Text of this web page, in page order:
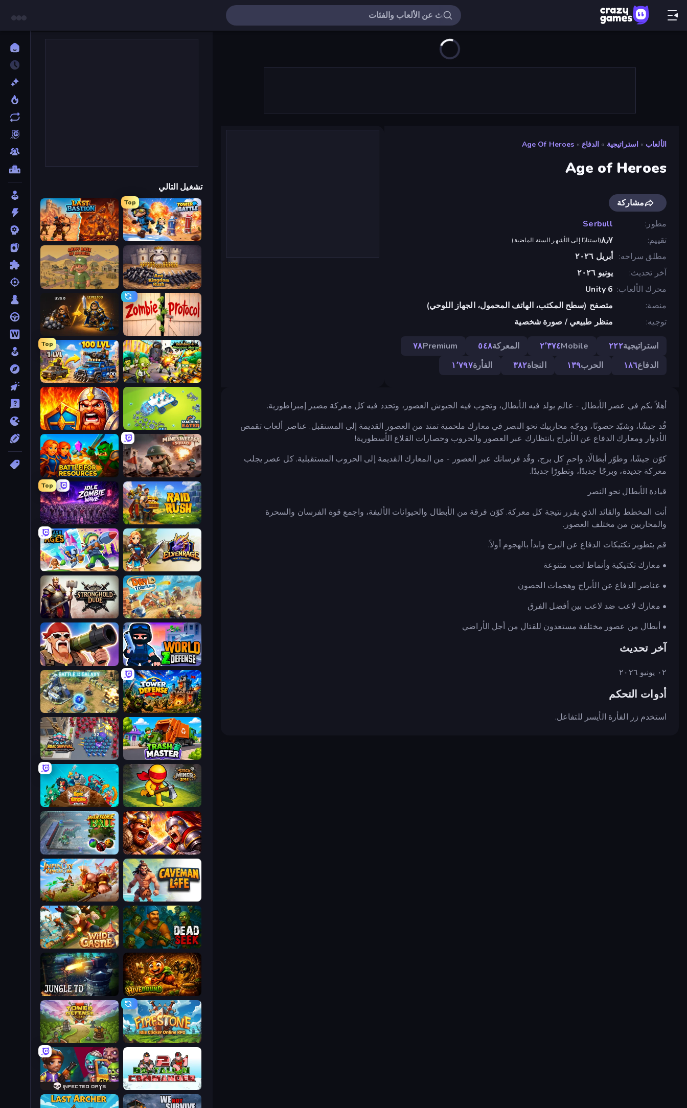
الألعاب » استراتيجية » الدفاع »
Age Of Heroes
Age of Heroes
مشاركة
مطور
Serbull
تقييم
٨٫٧(استنادًا إلى الأشهر الستة الماضية)
مطلق سراحه
أبريل ٢٠٢٦
آخر تحديث
يونيو ٢٠٢٦
محرك الألعاب Unity 6
منصة
متصفح (سطح المكتب، الهاتف المحمول، الجهاز اللوحي)
توجيه
منظر طبيعي / صورة شخصية
استراتيجية٢٢٢ Mobile٢٬٣٧٤ المعركة٥٤٨ Premium٧٨
الدفاع١٨٦ الحرب١٣٩ النجاة٣٨٢ الفأرة١٬٧٩٧
أهلاً بكم في عصر الأبطال - عالم يولد فيه الأبطال، وتجوب فيه الجيوش العصور، وتحدد فيه كل معركة مصير إمبراطورية.
قُد جيشًا، وشيّد حصونًا، ووجّه محاربيك نحو النصر في معارك ملحمية تمتد من العصور القديمة إلى المستقبل. عناصر ألعاب تقمص
الأدوار ومعارك الدفاع عن الأبراج بانتظارك عبر العصور والحروب وحصارات القلاع الأسطورية!
كوّن جيشًا، وطوّر أبطالًا، واحمِ كل برج، وقُد فرسانك عبر العصور - من المعارك القديمة إلى الحروب المستقبلية. كل عصر يجلب
معركة جديدة، وبرجًا جديدًا، وتطورًا جديدًا.
قيادة الأبطال نحو النصر
أنت المخطط والقائد الذي يقرر نتيجة كل معركة. كوّن فرقة من الأبطال والحيوانات الأليفة، واجمع قوة الفرسان والسحرة
والمحاربين من مختلف العصور.
قم بتطوير تكتيكات الدفاع عن البرج وابدأ بالهجوم أولاً.
• معارك تكتيكية وأنماط لعب متنوعة
• عناصر الدفاع عن الأبراج وهجمات الحصون
• معارك لاعب ضد لاعب بين أفضل الفرق
• أبطال من عصور مختلفة مستعدون للقتال من أجل الأراضي
آخر تحديث
٠٢ يونيو ٢٠٢٦
أدوات التحكم
استخدم زر الفأرة الأيسر للتفاعل.
تشغيل التالي
Top
Tower Battle
Last Bastion
Ant Kingdom Rush
Army Base Of America
Zombie Protocol
Gothic Story RPG
Zombies 4 Weapon Merge
Top
AOD - Art Of Defense
Machine Eater
WarLink: Crown & Clash
Minesweeper Squad
Battle for Resources
Raid & Rush
Top
Idle Zombie Wave: Survivors
Elvenrage
Clash of Ages
Day D Tower Rush
Stronghold Dude
World Z Defense - Zombie Defense
Survival Ops
Tower Defense
Battle for the Galaxy
Trash Master
Road Survival
Stick Miner Idle
Epic Empire: Tower Defense
Fall of the King
Adventure Ball
Caveman Life
Infinity Kingdom
Dead Seek
Wild Castle TD: Grow Empire
Hivebound
Jungle TD
Firestone – Idle Clicker Online RPG
Tower Defense Clash
Battalion Commander 2
Infected Days